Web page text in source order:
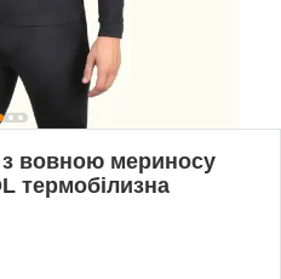
вовною мериносу
термобілизна